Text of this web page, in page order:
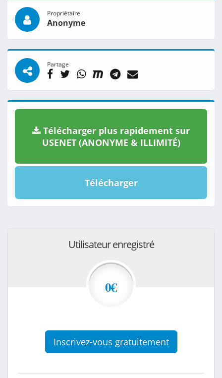
Propriétaire
Anonyme
Partage
Télécharger plus rapidement sur
USENET (ANONYME & ILLIMITÉ)
Télécharger
Utilisateur enregistré
0€
Inscrivez-vous gratuitement